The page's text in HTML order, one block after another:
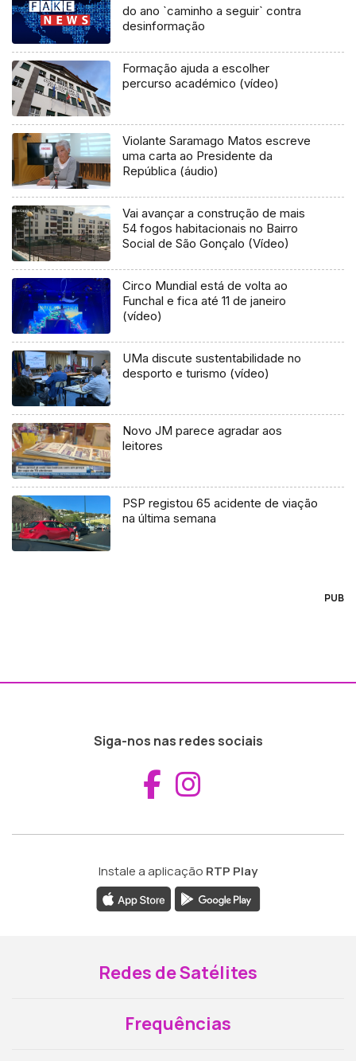
do ano `caminho a seguir` contra
desinformação
Formação ajuda a escolher
percurso académico (vídeo)
Violante Saramago Matos escreve
uma carta ao Presidente da
República (áudio)
Vai avançar a construção de mais
54 fogos habitacionais no Bairro
Social de São Gonçalo (Vídeo)
Circo Mundial está de volta ao
Funchal e fica até 11 de janeiro
(vídeo)
UMa discute sustentabilidade no
desporto e turismo (vídeo)
Novo JM parece agradar aos
leitores
PSP registou 65 acidente de viação
na última semana
PUB
Siga-nos nas redes sociais
Aceder ao
Instale a aplicação RTP Play
Redes de Satélites
Frequências